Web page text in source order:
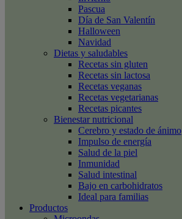
Pascua
Día de San Valentín
Halloween
Navidad
Dietas y saludables
Recetas sin gluten
Recetas sin lactosa
Recetas veganas
Recetas vegetarianas
Recetas picantes
Bienestar nutricional
Cerebro y estado de ánimo
Impulso de energía
Salud de la piel
Inmunidad
Salud intestinal
Bajo en carbohidratos
Ideal para familias
Productos